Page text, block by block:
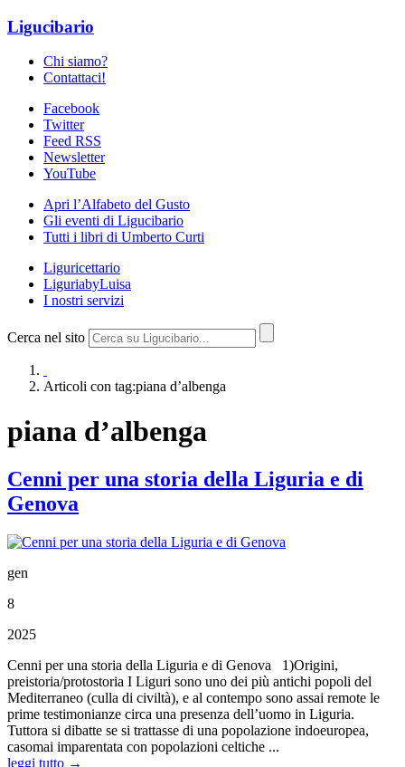
Ligucibario
Chi siamo?
Contattaci!
Facebook
Twitter
Feed RSS
Newsletter
YouTube
Apri l’Alfabeto del Gusto
Gli eventi di Ligucibario
Tutti i libri di Umberto Curti
Liguricettario
LiguriabyLuisa
I nostri servizi
Cerca nel sito
Articoli con tag:piana d’albenga
piana d’albenga
Cenni per una storia della Liguria e di
Genova
gen
8
2025
Cenni per una storia della Liguria e di Genova 1)Origini,
preistoria/protostoria I Liguri sono uno dei più antichi popoli del
Mediterraneo (culla di civiltà), e al contempo sono assai remote le
prime testimonianze circa una presenza dell’uomo in Liguria.
Tuttora si dibatte se si trattasse di una popolazione indoeuropea,
casomai imparentata con popolazioni celtiche ...
leggi tutto →